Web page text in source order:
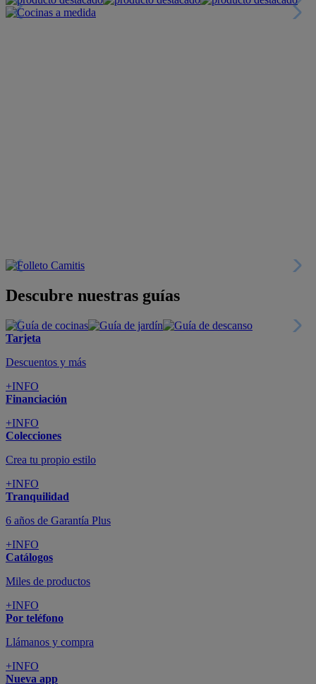
Descubre nuestras guías
Tarjeta
Descuentos y más
+INFO
Financiación
+INFO
Colecciones
Crea tu propio estilo
+INFO
Tranquilidad
6 años de Garantía Plus
+INFO
Catálogos
Miles de productos
+INFO
Por teléfono
Llámanos y compra
+INFO
Nueva app